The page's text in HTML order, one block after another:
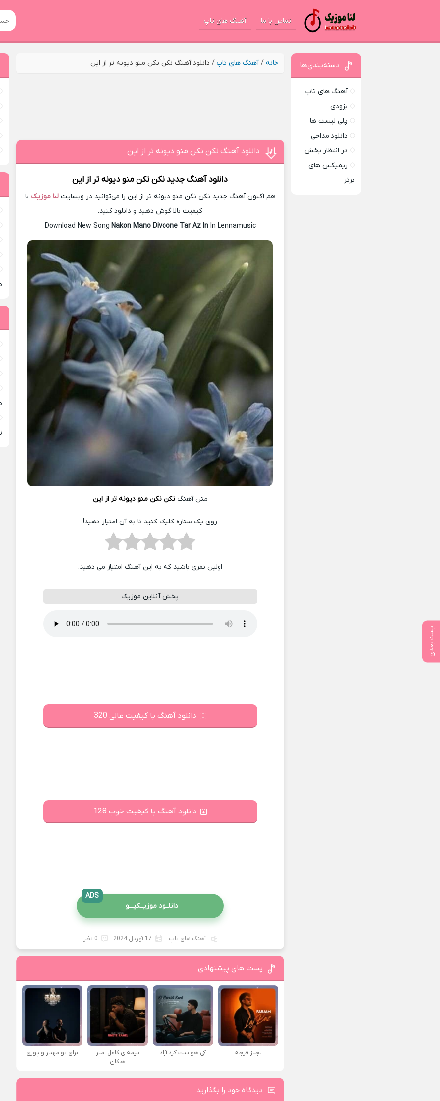
تماس با ما آهنگ های تاپ
خانه /آهنگ های تاپ / دانلود آهنگ نکن نکن منو دیونه تر از این
پست بعدی
دانلود آهنگ نکن نکن منو دیونه تر از این
دانلود آهنگ جدید نکن نکن منو دیونه تر از این
هم اکنون آهنگ جدید نکن نکن منو دیونه تر از این را می‌توانید در وبسایتلنا موزیک با
کیفیت بالا گوش دهید و دانلود کنید.
Download New Song Nakon Mano Divoone Tar Az InIn Lennamusic
متن آهنگنکن نکن منو دیونه تر از این
روی یک ستاره کلیک کنید تا به آن امتیاز دهید!
اولین نفری باشید که به این آهنگ امتیاز می دهید.
پخش آنلاین موزیک
دانلود آهنگ با کیفیت عالی 320
دانلود آهنگ با کیفیت خوب 128
دانلــود موزیــکیـــو
ADS
آهنگ های تاپ 17 آوریل 2024 0 نظر
پست های پیشنهادی
لجباز فرجام کی هواییت کرد آراد
نیمه ی کامل امیر
هاکان
برای تو مهیار و پوری
دیدگاه خود را بگذارید
دسته‌بندی‌ها
آهنگ های تاپ
بزودی
پلی لیست ها
دانلود مداحی
در انتظار پخش
ریمیکس های
برتر